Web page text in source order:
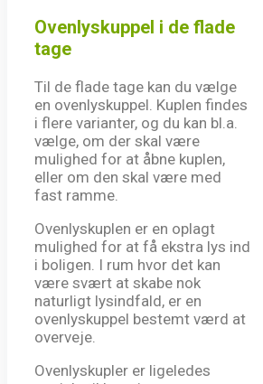
Ovenlyskuppel i de flade
tage
Til de flade tage kan du vælge
en ovenlyskuppel. Kuplen findes
i flere varianter, og du kan bl.a.
vælge, om der skal være
mulighed for at åbne kuplen,
eller om den skal være med
fast ramme.
Ovenlyskuplen er en oplagt
mulighed for at få ekstra lys ind
i boligen. I rum hvor det kan
være svært at skabe nok
naturligt lysindfald, er en
ovenlyskuppel bestemt værd at
overveje.
Ovenlyskupler er ligeledes